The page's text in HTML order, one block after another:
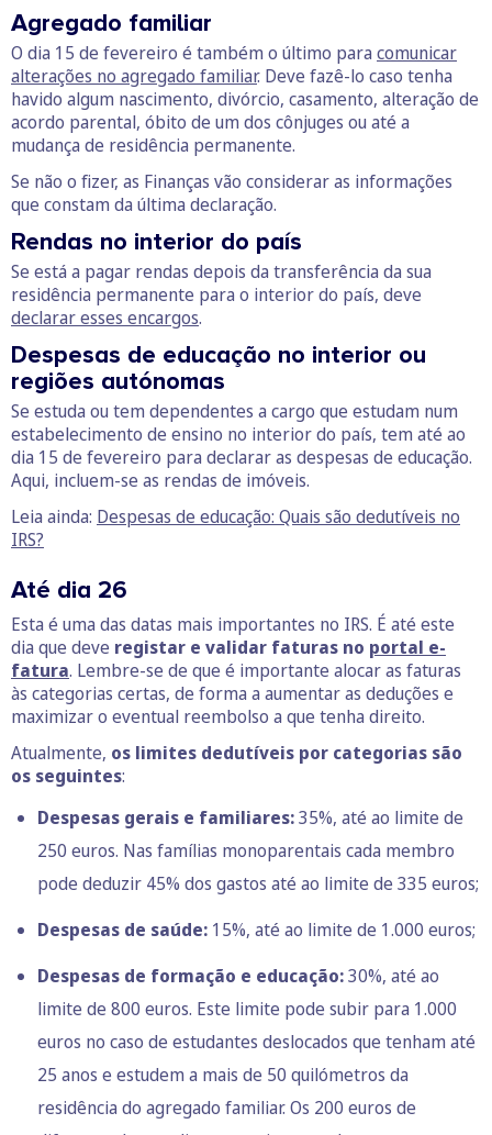
Agregado familiar
O dia 15 de fevereiro é também o último para comunicar
alterações no agregado familiar. Deve fazê-lo caso tenha
havido algum nascimento, divórcio, casamento, alteração de
acordo parental, óbito de um dos cônjuges ou até a
mudança de residência permanente.
Se não o fizer, as Finanças vão considerar as informações
que constam da última declaração.
Rendas no interior do país
Se está a pagar rendas depois da transferência da sua
residência permanente para o interior do país, deve
declarar esses encargos.
Despesas de educação no interior ou
regiões autónomas
Se estuda ou tem dependentes a cargo que estudam num
estabelecimento de ensino no interior do país, tem até ao
dia 15 de fevereiro para declarar as despesas de educação.
Aqui, incluem-se as rendas de imóveis.
Leia ainda: Despesas de educação: Quais são dedutíveis no
IRS?
Até dia 26
Esta é uma das datas mais importantes no IRS. É até este
dia que deve registar e validar faturas no portal e-
fatura. Lembre-se de que é importante alocar as faturas
às categorias certas, de forma a aumentar as deduções e
maximizar o eventual reembolso a que tenha direito.
Atualmente, os limites dedutíveis por categorias são
os seguintes:
Despesas gerais e familiares:35%, até ao limite de
250 euros. Nas famílias monoparentais cada membro
pode deduzir 45% dos gastos até ao limite de 335 euros;
Despesas de saúde: 15%, até ao limite de 1.000 euros;
Despesas de formação e educação:30%, até ao
limite de 800 euros. Este limite pode subir para 1.000
euros no caso de estudantes deslocados que tenham até
25 anos e estudem a mais de 50 quilómetros da
residência do agregado familiar. Os 200 euros de